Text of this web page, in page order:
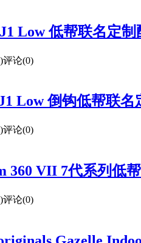
Low 低帮联名定制
评论(0)
Low 倒钩低帮联名
评论(0)
360 VII 7代系列低
评论(0)